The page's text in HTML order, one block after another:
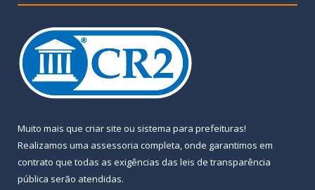
Muito mais que criar site ou sistema para prefeituras!
Realizamos uma assessoria completa, onde garantimos em
contrato que todas as exigências das leis de transparência
pública serão atendidas.